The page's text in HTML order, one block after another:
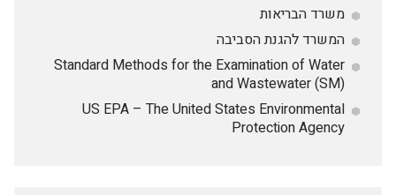
משרד הבריאות
המשרד להגנת הסביבה
Standard Methods for the Examination of Water
and Wastewater (SM)
US EPA – The United States Environmental
Protection Agency